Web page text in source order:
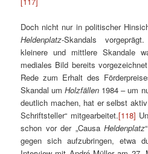
Doch nicht nur in politischer
Heldenplatz-Skandals
kleinere und mittlere Skandale
mediales Bild bereits
Rede zum Erhalt des
Skandal umHolzfällen 1984 – um
deutlich machen, hat er selbst
Schriftsteller“ mitgearbeitet.[118]
schon vor der „Causa Heldenplatz
gegen sich aufzubringen, etwa